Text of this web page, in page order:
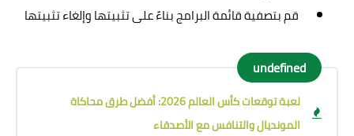
قم بتصفية قائمة البرامج بناءً على تثبيتها وإلغاء تثبيتها
undefined
لعبة توقعات كأس العالم 2026: أفضل طرق محاكاة
المونديال والتنافس مع الأصدقاء